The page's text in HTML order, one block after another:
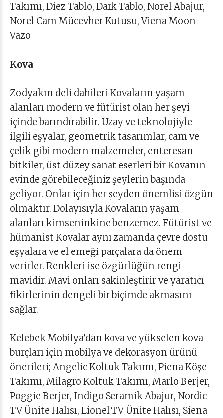
Takımı, Diez Tablo, Dark Tablo, Norel Abajur,
Norel Cam Mücevher Kutusu, Viena Moon
Vazo
Kova
Zodyakın deli dahileri Kovaların yaşam
alanları modern ve fütürist olan her şeyi
içinde barındırabilir. Uzay ve teknolojiyle
ilgili eşyalar, geometrik tasarımlar, cam ve
çelik gibi modern malzemeler, enteresan
bitkiler, üst düzey sanat eserleri bir Kovanın
evinde görebileceğiniz şeylerin başında
geliyor. Onlar için her şeyden önemlisi özgün
olmaktır. Dolayısıyla Kovaların yaşam
alanları kimseninkine benzemez. Fütürist ve
hümanist Kovalar aynı zamanda çevre dostu
eşyalara ve el emeği parçalara da önem
verirler. Renkleri ise özgürlüğün rengi
mavidir. Mavi onları sakinleştirir ve yaratıcı
fikirlerinin dengeli bir biçimde akmasını
sağlar.
Kelebek Mobilya’dan kova ve yükselen kova
burçları için mobilya ve dekorasyon ürünü
önerileri; Angelic Koltuk Takımı, Piena Köşe
Takımı, Milagro Koltuk Takımı, Marlo Berjer,
Poggie Berjer, Indigo Seramik Abajur, Nordic
TV Ünite Halısı, Lionel TV Ünite Halısı, Siena